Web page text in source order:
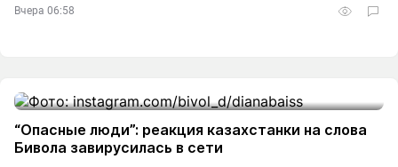
Вчера 06:58
“Опасные люди”: реакция казахстанки на слова
Бивола завирусилась в сети